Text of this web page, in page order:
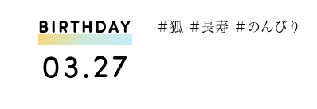
BIRTHDAY
03.27
＃狐 ＃長寿 ＃のんびり